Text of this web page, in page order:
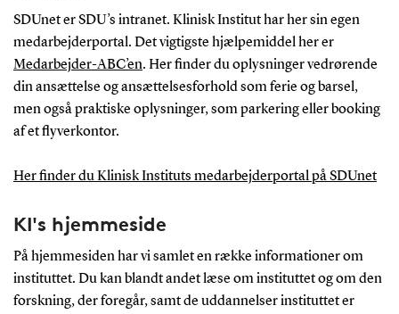
SDUnet er SDU’s intranet. Klinisk Institut har her sin egen
medarbejderportal. Det vigtigste hjælpemiddel her er
Medarbejder-ABC’en. Her finder du oplysninger vedrørende
din ansættelse og ansættelsesforhold som ferie og barsel,
men også praktiske oplysninger, som parkering eller booking
af et flyverkontor.
Her finder du Klinisk Instituts medarbejderportal på SDUnet
KI's hjemmeside
På hjemmesiden har vi samlet en række informationer om
instituttet. Du kan blandt andet læse om instituttet og om den
forskning, der foregår, samt de uddannelser instituttet er